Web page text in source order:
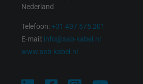
Expire
Purpose
Google cookie for
statistical data on
website.
Nederland
Telefoon:+31 497 575 201
E-mail: info@sab-kabel.nl
www.sab-kabel.nl